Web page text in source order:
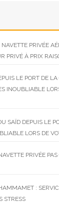
PRIVÉE
PRIVÉ À PRIX
LE PORT DE
INOUBLIABLE
SAÏD DEPUIS LE
LORS DE
PRIVÉE
:
STRESS